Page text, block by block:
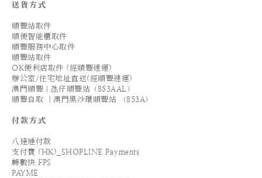
送貨方式
順豐站取件
順便智能櫃取件
順豐服務中心取件
順豐站取件
OK便利店取件 (經順豐速運)
辦公室/住宅地址直送(經順豐速運)
澳門順豐｜氹仔順豐站（853AAL）
順豐自取 ｜澳門黑沙環順豐站 （853A）
付款方式
八達通付款
支付寶 (HK)_SHOPLINE Payments
轉數快 FPS
PAYME